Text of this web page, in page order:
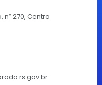
nº 270, Centro